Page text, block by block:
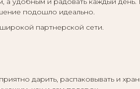
подошло идеально.
партнерской сети.
дарить, распаковывать и